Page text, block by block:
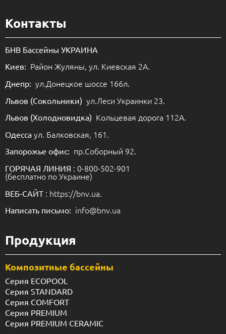
Контакты
БНВ Бассейны УКРАИНА
Киев: Район Жуляны, ул. Киевская 2А.
Днепр: ул.Донецкое шоссе 166л.
Львов (Сокольники) ул.Леси Украинки 23.
Львов (Холодновидка) Кольцевая дорога 112А.
Одесса ул. Балковская, 161.
Запорожье офис: пр.Соборный 92.
ГОРЯЧАЯ ЛИНИЯ : 0-800-502-901
(бесплатно по Украине)
ВЕБ-САЙТ : https://bnv.ua.
Написать письмо: info@bnv.ua
Продукция
Композитные бассейны
Серия ECOPOOL
Серия STANDARD
Серия COMFORT
Серия PREMIUM
Серия PREMIUM CERAMIC